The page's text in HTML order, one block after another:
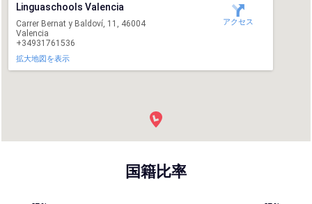
Linguaschools Valencia
Carrer Bernat y Baldoví, 11, 46004
Valencia
+34931761536
拡大地図を表示
アクセス
国籍比率